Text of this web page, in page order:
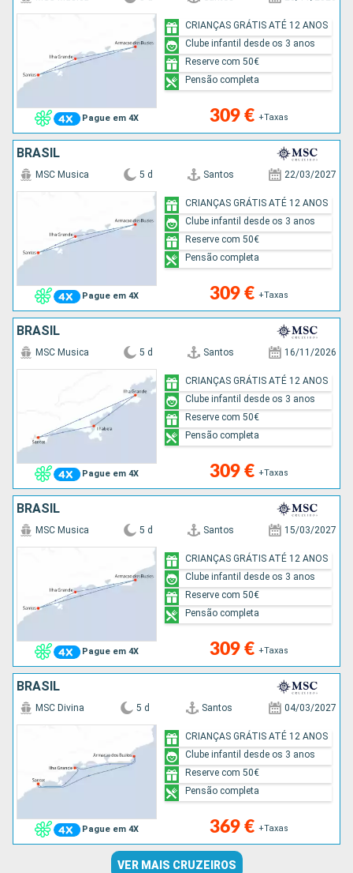
Pague em 4X 309 € +Taxas
CRIANÇAS GRÁTIS ATÉ 12 ANOS
Clube infantil desde os 3 anos
Reserve com 50€
Pensão completa
BRASIL
Pague em 4X
MSC Musica 5 d Santos 22/03/2027
309 € +Taxas
CRIANÇAS GRÁTIS ATÉ 12 ANOS
Clube infantil desde os 3 anos
Reserve com 50€
Pensão completa
BRASIL
Pague em 4X
MSC Musica 5 d Santos 16/11/2026
309 € +Taxas
CRIANÇAS GRÁTIS ATÉ 12 ANOS
Clube infantil desde os 3 anos
Reserve com 50€
Pensão completa
BRASIL
Pague em 4X
MSC Musica 5 d Santos 15/03/2027
309 € +Taxas
CRIANÇAS GRÁTIS ATÉ 12 ANOS
Clube infantil desde os 3 anos
Reserve com 50€
Pensão completa
BRASIL
Pague em 4X
MSC Divina 5 d Santos 04/03/2027
369 € +Taxas
CRIANÇAS GRÁTIS ATÉ 12 ANOS
Clube infantil desde os 3 anos
Reserve com 50€
Pensão completa
VER MAIS CRUZEIROS